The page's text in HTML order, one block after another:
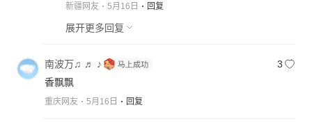
新疆网友 5月16日 回复
展开更多回复
南波万♫ ♬ ♪
3
香飘飘
重庆网友 5月16日 回复